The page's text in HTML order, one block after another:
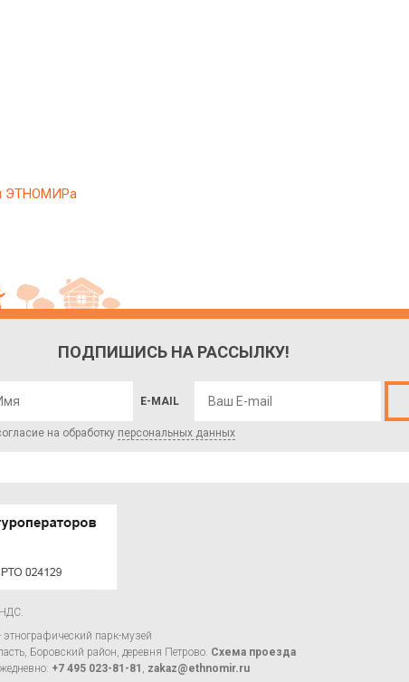
ЭТНОМИРа
ПОДПИШИСЬ НА РАССЫЛКУ!
E-MAIL
на обработку персональных данных
парк-музей
Боровский район, деревня Петрово. Схема проезда
+7 495 023-81-81 , zakaz@ethnomir.ru